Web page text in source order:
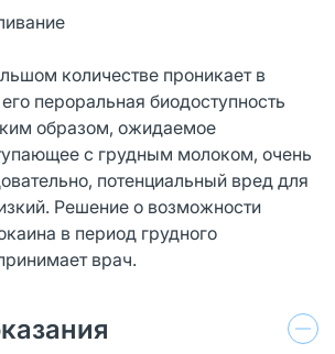
количестве проникает в
пероральная биодоступность
образом, ожидаемое
с грудным молоком, очень
потенциальный вред для
Решение о возможности
в период грудного
врач.